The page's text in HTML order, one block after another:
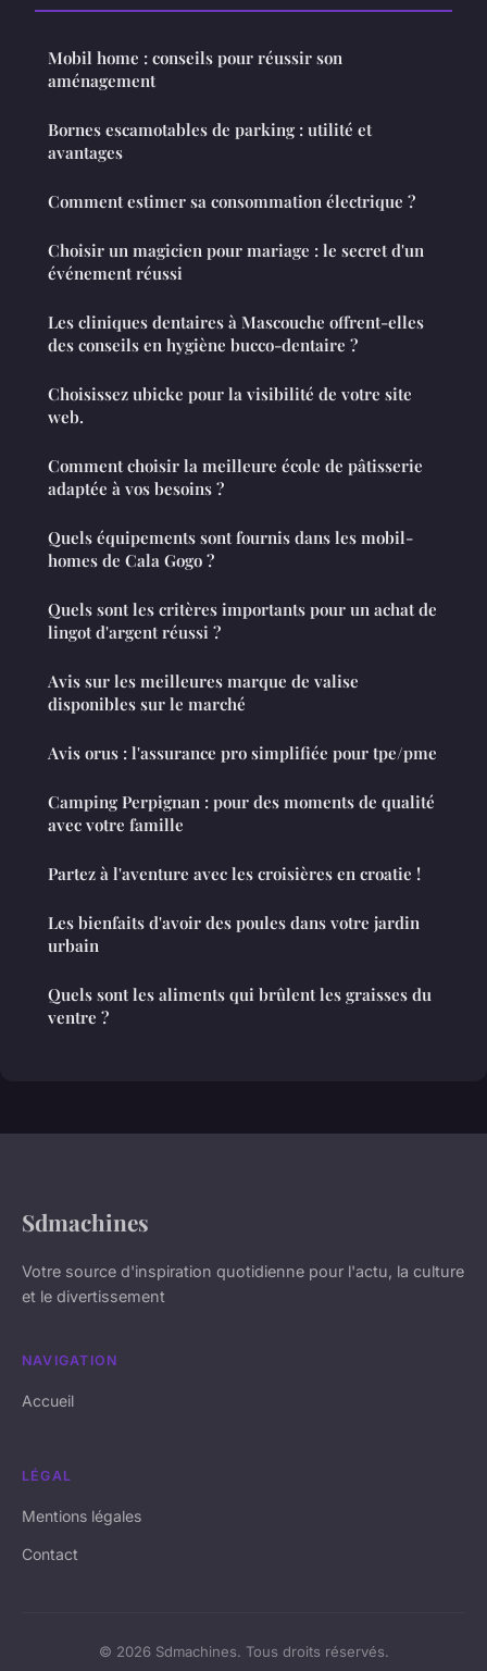
Mobil home : conseils pour réussir son
aménagement
Bornes escamotables de parking : utilité et
avantages
Comment estimer sa consommation électrique ?
Choisir un magicien pour mariage : le secret d'un
événement réussi
Les cliniques dentaires à Mascouche offrent-elles
des conseils en hygiène bucco-dentaire ?
Choisissez ubicke pour la visibilité de votre site
web.
Comment choisir la meilleure école de pâtisserie
adaptée à vos besoins ?
Quels équipements sont fournis dans les mobil-
homes de Cala Gogo ?
Quels sont les critères importants pour un achat de
lingot d'argent réussi ?
Avis sur les meilleures marque de valise
disponibles sur le marché
Avis orus : l'assurance pro simplifiée pour tpe/pme
Camping Perpignan : pour des moments de qualité
avec votre famille
Partez à l'aventure avec les croisières en croatie !
Les bienfaits d'avoir des poules dans votre jardin
urbain
Quels sont les aliments qui brûlent les graisses du
ventre ?
Sdmachines
Votre source d'inspiration quotidienne pour l'actu, la culture
et le divertissement
NAVIGATION
Accueil
LÉGAL
Mentions légales
Contact
© 2026 Sdmachines. Tous droits réservés.